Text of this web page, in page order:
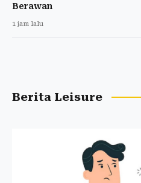
Berawan
1 jam lalu
Berita Leisure